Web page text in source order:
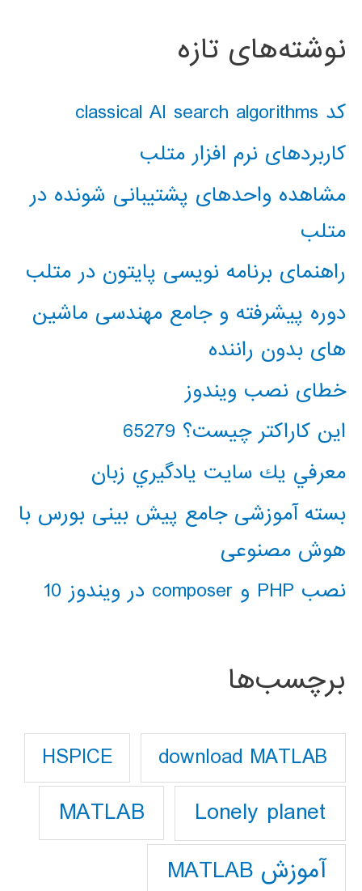
نوشته‌های تازه
کد classical AI search algorithms
کاربردهای نرم افزار متلب
مشاهده واحدهای پشتیبانی شونده در
متلب
راهنمای برنامه نویسی پایتون در متلب
دوره پیشرفته و جامع مهندسی ماشین
های بدون راننده
خطای نصب ویندوز
این کاراکتر چیست؟ 65279
معرفي يك سايت يادگيري زبان
بسته آموزشی جامع پیش بینی بورس با
هوش مصنوعی
نصب PHP و composer در ویندوز 10
برچسب‌ها
download MATLAB
HSPICE
Lonely planet
MATLAB
آموزش MATLAB